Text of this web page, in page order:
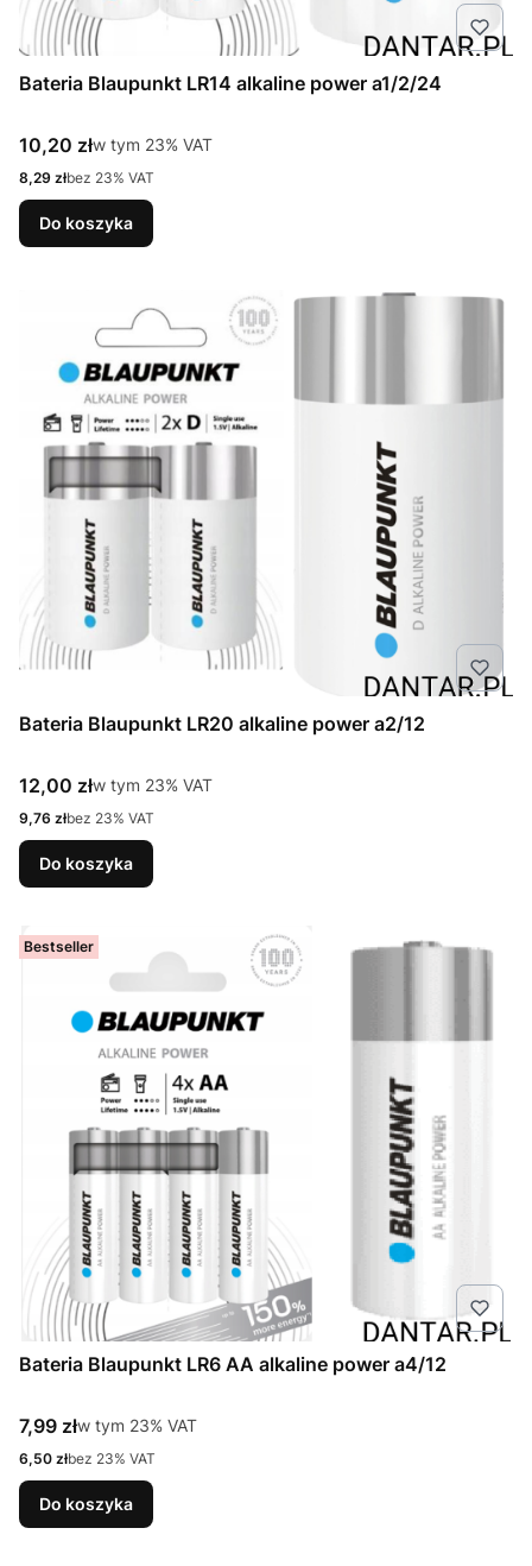
Bateria Blaupunkt LR14 alkaline power a1/2/24
Cena brutto
10,20 złw tym %s VAT
w tym 23% VAT
Cena netto
8,29 złbez 23% VAT
Do koszyka
Bateria Blaupunkt LR20 alkaline power a2/12
Cena brutto
12,00 złw tym %s VAT
w tym 23% VAT
Cena netto
9,76 złbez 23% VAT
Do koszyka
Bestseller
Bateria Blaupunkt LR6 AA alkaline power a4/12
Cena brutto
7,99 złw tym %s VAT
w tym 23% VAT
Cena netto
6,50 złbez 23% VAT
Do koszyka